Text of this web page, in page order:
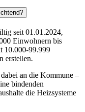
seit 01.01.2024,
Einwohnern bis
10.000-99.999
erstellen.
an die Kommune –
bindenden
die Heizsysteme